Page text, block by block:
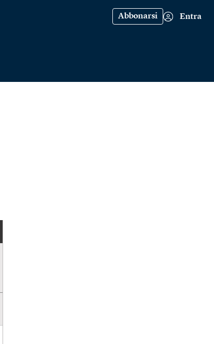
Abbonarsi Entra